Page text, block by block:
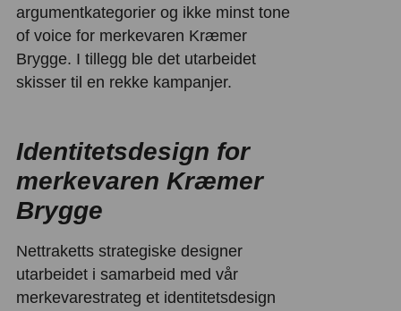
argumentkategorier og ikke minst tone
of voice for merkevaren Kræmer
Brygge. I tillegg ble det utarbeidet
skisser til en rekke kampanjer.
Identitetsdesign for
merkevaren Kræmer
Brygge
Nettraketts strategiske designer
utarbeidet i samarbeid med vår
merkevarestrateg et identitetsdesign